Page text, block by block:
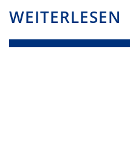
WEITERLESEN